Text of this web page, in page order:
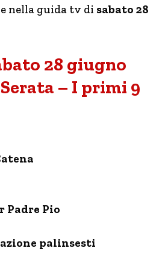
nella guida tv di sabato 28
28 giugno
– I primi 9
Padre Pio
palinsesti